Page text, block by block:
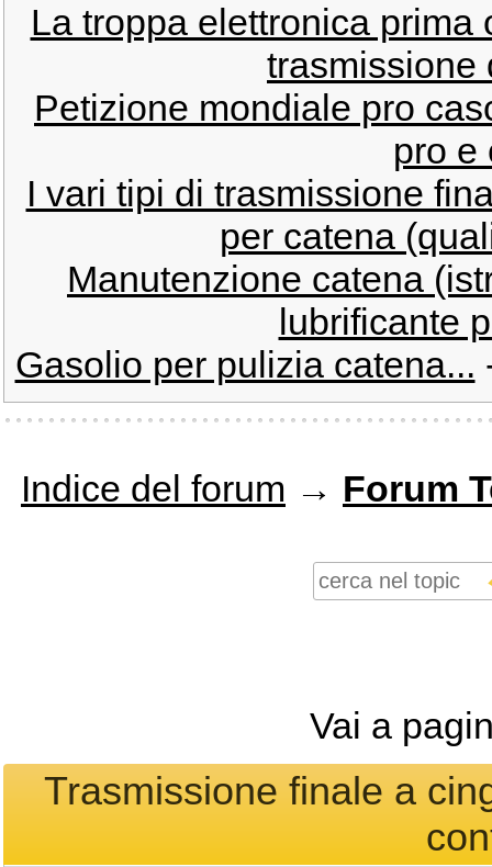
La troppa elettronica prima
trasmissione
Petizione mondiale pro
pro e
I vari tipi di trasmissione
per catena
Manutenzione catena
lubrificante
Gasolio per pulizia catena...
Indice del forum → Forum
Vai a
Trasmissione finale a